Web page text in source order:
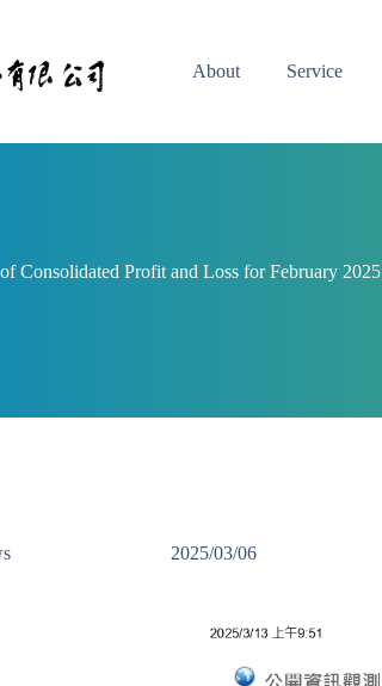
About
Service
Consolidated Profit and Loss for February 2025
2025/03/06